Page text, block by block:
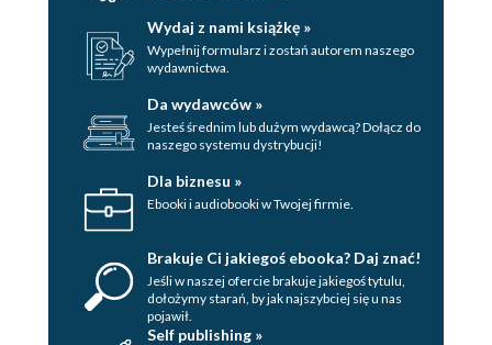
Wydaj z nami książkę »
Wypełnij formularz i zostań autorem naszego
wydawnictwa.
Da wydawców »
Jesteś średnim lub dużym wydawcą? Dołącz do
naszego systemu dystrybucji!
Dla biznesu »
Ebooki i audiobooki w Twojej firmie.
Brakuje Ci jakiegoś ebooka? Daj znać!
Jeśli w naszej ofercie brakuje jakiegoś tytulu,
dołożymy starań, by jak najszybciej się u nas
pojawił.
Self publishing »